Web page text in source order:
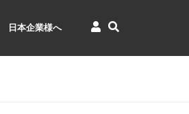
日本企業様へ